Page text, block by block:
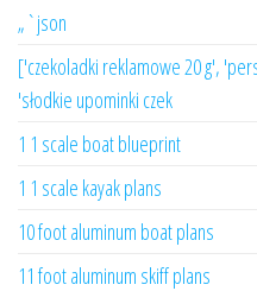
„`json
['czekoladki reklamowe 20 g',
'słodkie upominki czek
1 1 scale boat blueprint
1 1 scale kayak plans
10 foot aluminum boat plans
11 foot aluminum skiff plans